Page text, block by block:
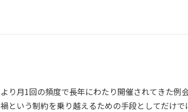
り月1回の頻度で長年にわたり開催されてきた例
という制約を乗り越えるための手段としてだけ